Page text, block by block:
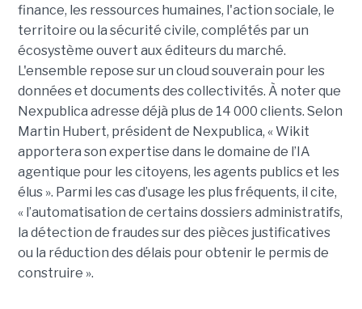
finance, les ressources humaines, l'action sociale, le
territoire ou la sécurité civile, complétés par un
écosystème ouvert aux éditeurs du marché.
L'ensemble repose sur un cloud souverain pour les
données et documents des collectivités. À noter que
Nexpublica adresse déjà plus de 14 000 clients. Selon
Martin Hubert, président de Nexpublica, « Wikit
apportera son expertise dans le domaine de l’IA
agentique pour les citoyens, les agents publics et les
élus ». Parmi les cas d’usage les plus fréquents, il cite,
« l’automatisation de certains dossiers administratifs,
la détection de fraudes sur des pièces justificatives
ou la réduction des délais pour obtenir le permis de
construire ».